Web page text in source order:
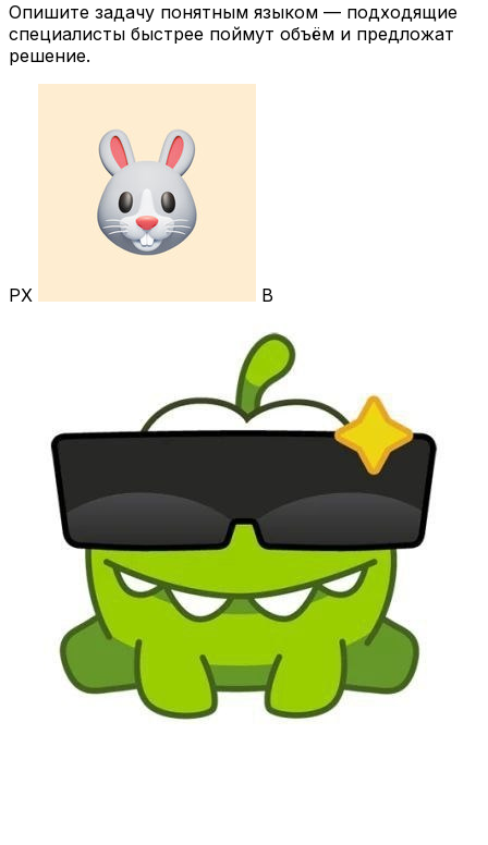
Опишите задачу понятным языком — подходящие
специалисты быстрее поймут объём и предложат
решение.
РХ В